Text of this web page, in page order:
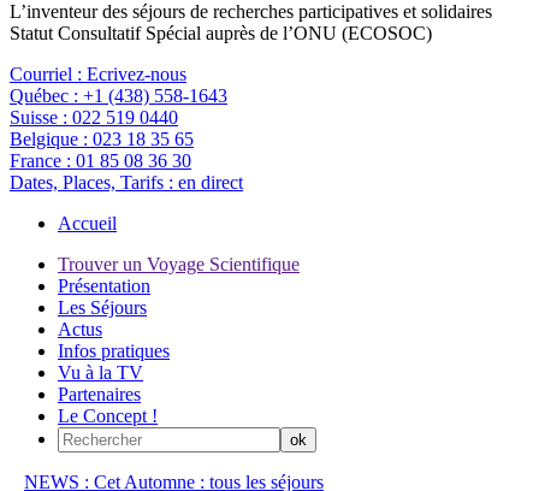
L’inventeur des séjours de recherches participatives et solidaires
Statut Consultatif Spécial auprès de l’ONU (ECOSOC)
Courriel : Ecrivez-nous
Québec : +1 (438) 558-1643
Suisse : 022 519 0440
Belgique : 023 18 35 65
France : 01 85 08 36 30
Dates, Places, Tarifs : en direct
Accueil
Trouver un Voyage Scientifique
Présentation
Les Séjours
Actus
Infos pratiques
Vu à la TV
Partenaires
Le Concept !
NEWS : Cet Automne : tous les séjours